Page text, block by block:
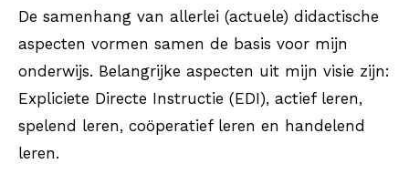
De samenhang van allerlei (actuele) didactische
aspecten vormen samen de basis voor mijn
onderwijs. Belangrijke aspecten uit mijn visie zijn:
Expliciete Directe Instructie (EDI), actief leren,
spelend leren, coöperatief leren en handelend
leren.